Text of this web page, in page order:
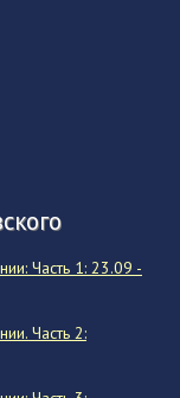
Часть 1: 23.09 -
Часть 2: